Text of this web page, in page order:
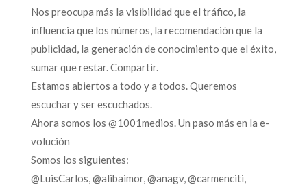
Nos preocupa más la visibilidad que el tráfico, la
influencia que los números, la recomendación que la
publicidad, la generación de conocimiento que el éxito,
sumar que restar. Compartir.
Estamos abiertos a todo y a todos. Queremos
escuchar y ser escuchados.
Ahora somos los @1001medios. Un paso más en la e-
volución
Somos los siguientes:
@LuisCarlos, @alibaimor, @anagv, @carmenciti,